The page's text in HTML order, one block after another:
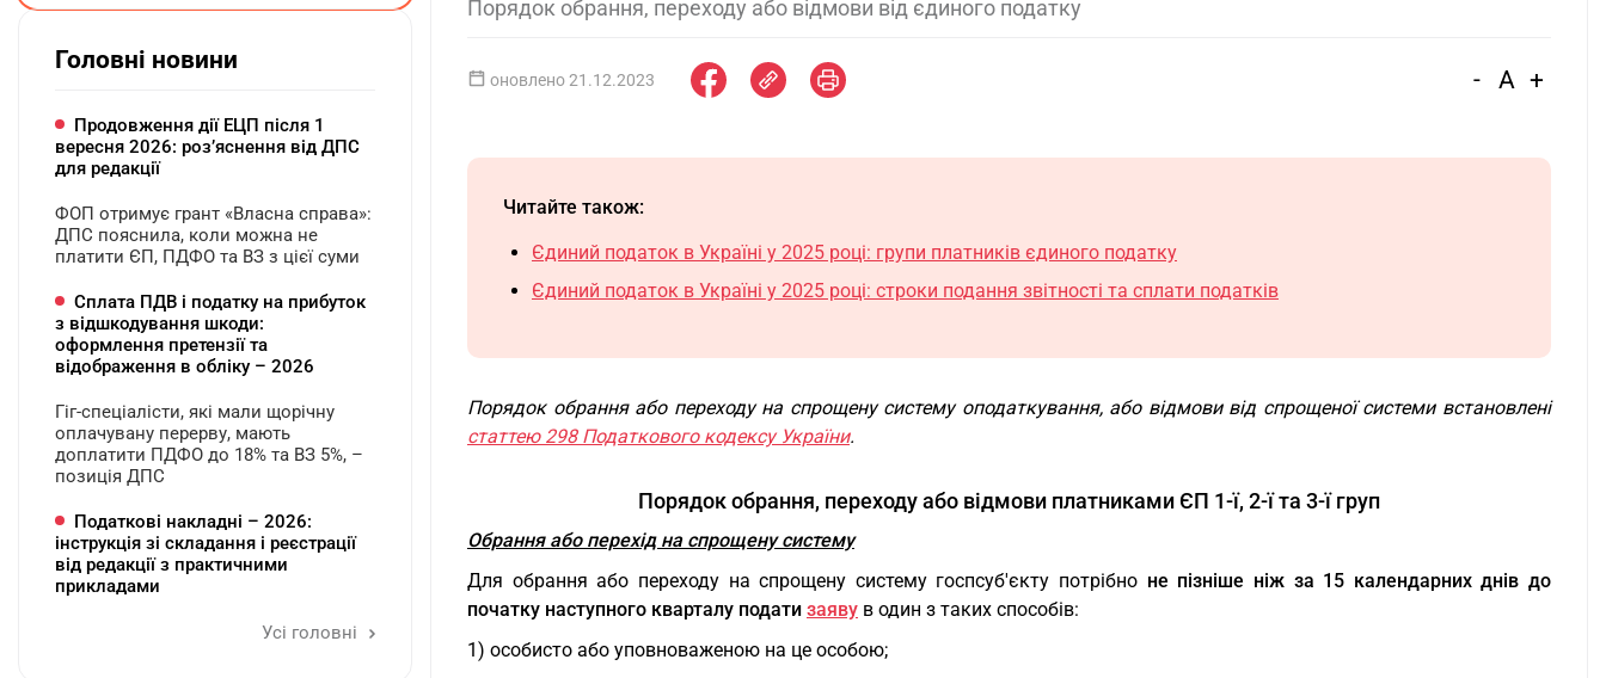
Порядок обрання, переходу або відмови від єдиного податку
оновлено 21.12.2023 - A +
Читайте також:
Єдиний податок в Україні у 2025 році: групи платників єдиного податку
Єдиний податок в Україні у 2025 році: строки подання звітності та сплати податків
Порядок обрання або переходу на спрощену систему оподаткування, або відмови від спрощеної системи встановлені
статтею 298 Податкового кодексу України.
Порядок обрання, переходу або відмови платниками ЄП 1-ї, 2-ї та 3-ї груп
Обрання або перехід на спрощену систему
Для обрання або переходу на спрощену систему госпсуб'єкту потрібно не пізніше ніж за 15 календарних днів до
початку наступного кварталу подати заяву в один з таких способів:
1) особисто або уповноваженою на це особою;
Головні новини
Продовження дії ЕЦП після 1
вересня 2026: розʼяснення від ДПС
для редакції
ФОП отримує грант «Власна справа»:
ДПС пояснила, коли можна не
платити ЄП, ПДФО та ВЗ з цієї суми
Сплата ПДВ і податку на прибуток
з відшкодування шкоди:
оформлення претензії та
відображення в обліку – 2026
Гіг-спеціалісти, які мали щорічну
оплачувану перерву, мають
доплатити ПДФО до 18% та ВЗ 5%, –
позиція ДПС
Податкові накладні – 2026:
інструкція зі складання і реєстрації
від редакції з практичними
прикладами
Усі головні